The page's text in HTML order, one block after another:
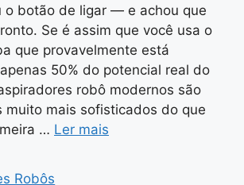
o botão de ligar — e achou que
Se é assim que você usa o
que provavelmente está
50% do potencial real do
robô modernos são
muito mais sofisticados do que
… Ler mais
Robôs